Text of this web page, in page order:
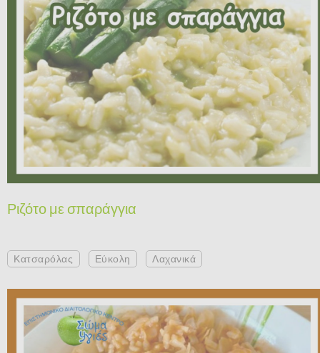
Ριζότο με σπαράγγια
Κατσαρόλας Εύκολη Λαχανικά